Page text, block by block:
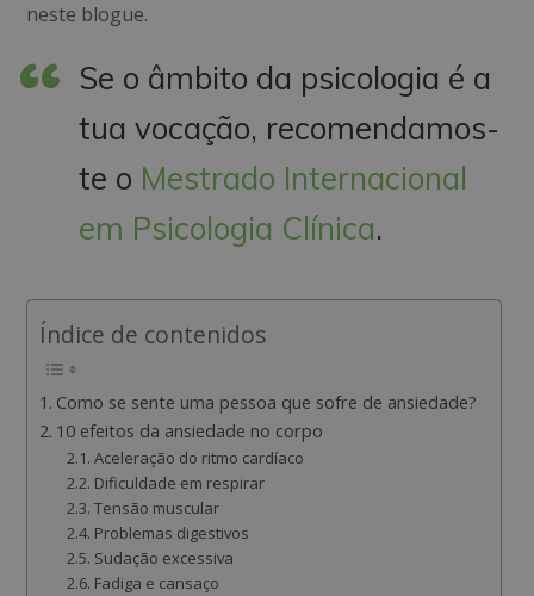
neste blogue.
Se o âmbito da psicologia é a
tua vocação, recomendamos-
te o Mestrado Internacional
em Psicologia Clínica.
Índice de contenidos
Como se sente uma pessoa que sofre de ansiedade?
10 efeitos da ansiedade no corpo
Aceleração do ritmo cardíaco
Dificuldade em respirar
Tensão muscular
Problemas digestivos
Sudação excessiva
Fadiga e cansaço